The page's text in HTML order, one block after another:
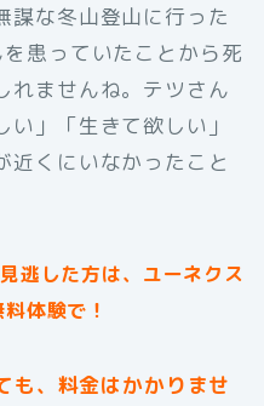
謀な冬山登山に行った
患っていたことから死
れませんね。テツさん
」「生きて欲しい」
近くにいなかったこと
逃した方は、ユーネクス
体験で！
も、料金はかかりませ